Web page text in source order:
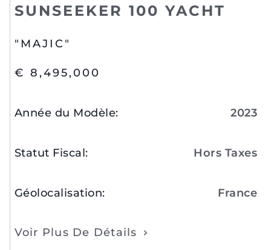
SUNSEEKER 100 YACHT
"MAJIC"
€ 8,495,000
Année du Modèle: 2023
Statut Fiscal: Hors Taxes
Géolocalisation: France
Voir Plus De Détails